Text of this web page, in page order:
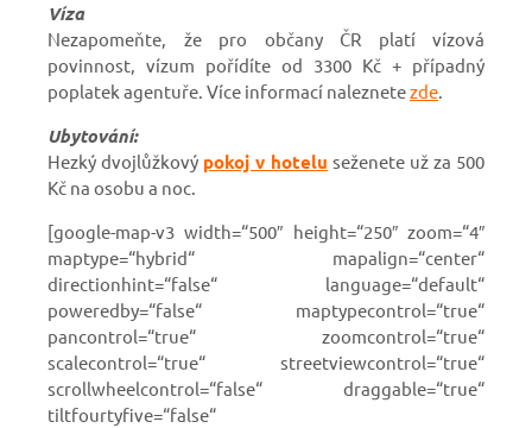
Víza
Nezapomeňte, že pro občany ČR platí vízová
povinnost, vízum pořídíte od 3300 Kč + případný
poplatek agentuře. Více informací naleznetezde.
Ubytování:
Hezký dvojlůžkový pokoj v hotelu seženete už za 500
Kč na osobu a noc.
[google-map-v3 width=“500″ height=“250″ zoom=“4″
maptype=“hybrid“ mapalign=“center“
directionhint=“false“ language=“default“
poweredby=“false“ maptypecontrol=“true“
pancontrol=“true“ zoomcontrol=“true“
scalecontrol=“true“ streetviewcontrol=“true“
scrollwheelcontrol=“false“ draggable=“true“
tiltfourtyfive=“false“